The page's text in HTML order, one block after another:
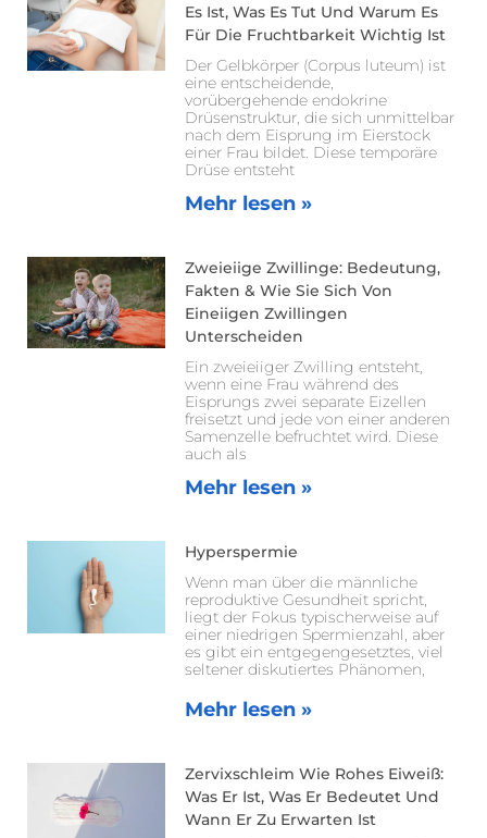
Es Ist, Was Es Tut Und Warum Es
Für Die Fruchtbarkeit Wichtig Ist
Der Gelbkörper (Corpus luteum) ist
eine entscheidende,
vorübergehende endokrine
Drüsenstruktur, die sich unmittelbar
nach dem Eisprung im Eierstock
einer Frau bildet. Diese temporäre
Drüse entsteht
Mehr lesen »
Zweieiige Zwillinge: Bedeutung,
Fakten & Wie Sie Sich Von
Eineiigen Zwillingen
Unterscheiden
Ein zweieiiger Zwilling entsteht,
wenn eine Frau während des
Eisprungs zwei separate Eizellen
freisetzt und jede von einer anderen
Samenzelle befruchtet wird. Diese
auch als
Mehr lesen »
Hyperspermie
Wenn man über die männliche
reproduktive Gesundheit spricht,
liegt der Fokus typischerweise auf
einer niedrigen Spermienzahl, aber
es gibt ein entgegengesetztes, viel
seltener diskutiertes Phänomen,
Mehr lesen »
Zervixschleim Wie Rohes Eiweiß:
Was Er Ist, Was Er Bedeutet Und
Wann Er Zu Erwarten Ist